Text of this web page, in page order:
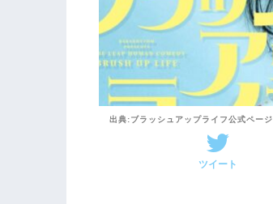
出典:ブラッシュアップライフ公式ページ
ツイート